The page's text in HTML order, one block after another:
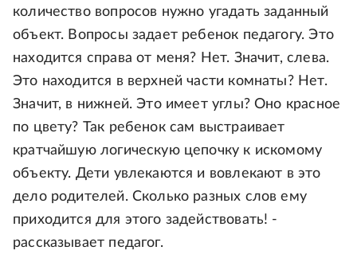
количество вопросов нужно угадать заданный
объект. Вопросы задает ребенок педагогу. Это
находится справа от меня? Нет. Значит, слева.
Это находится в верхней части комнаты? Нет.
Значит, в нижней. Это имеет углы? Оно красное
по цвету? Так ребенок сам выстраивает
кратчайшую логическую цепочку к искомому
объекту. Дети увлекаются и вовлекают в это
дело родителей. Сколько разных слов ему
приходится для этого задействовать! -
рассказывает педагог.